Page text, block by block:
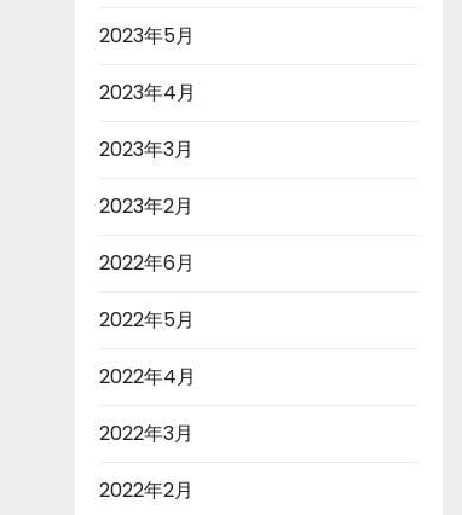
2023年5月
2023年4月
2023年3月
2023年2月
2022年6月
2022年5月
2022年4月
2022年3月
2022年2月